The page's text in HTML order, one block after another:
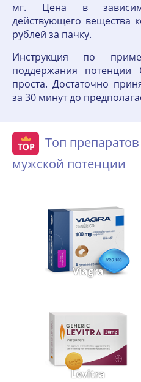
мг. Цена в
действующего вещества
рублей за пачку.
Инструкция по
поддержания потенции
проста. Достаточно
за 30 минут до
Топ
мужской потенции
Viagra
Levitra